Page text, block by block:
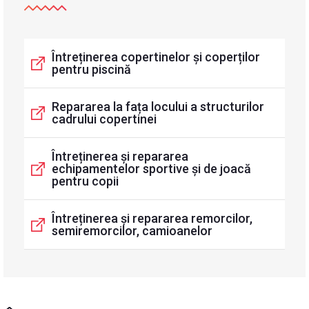
Întreținerea copertinelor și coperților
pentru piscină
Repararea la fața locului a structurilor
cadrului copertinei
Întreținerea și repararea
echipamentelor sportive și de joacă
pentru copii
Întreținerea și repararea remorcilor,
semiremorcilor, camioanelor